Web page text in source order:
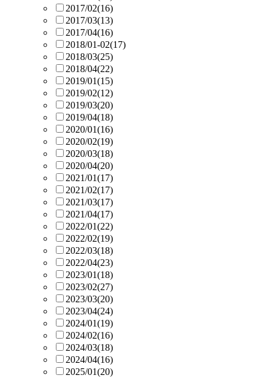
2017/02(16)
2017/03(13)
2017/04(16)
2018/01-02(17)
2018/03(25)
2018/04(22)
2019/01(15)
2019/02(12)
2019/03(20)
2019/04(18)
2020/01(16)
2020/02(19)
2020/03(18)
2020/04(20)
2021/01(17)
2021/02(17)
2021/03(17)
2021/04(17)
2022/01(22)
2022/02(19)
2022/03(18)
2022/04(23)
2023/01(18)
2023/02(27)
2023/03(20)
2023/04(24)
2024/01(19)
2024/02(16)
2024/03(18)
2024/04(16)
2025/01(20)